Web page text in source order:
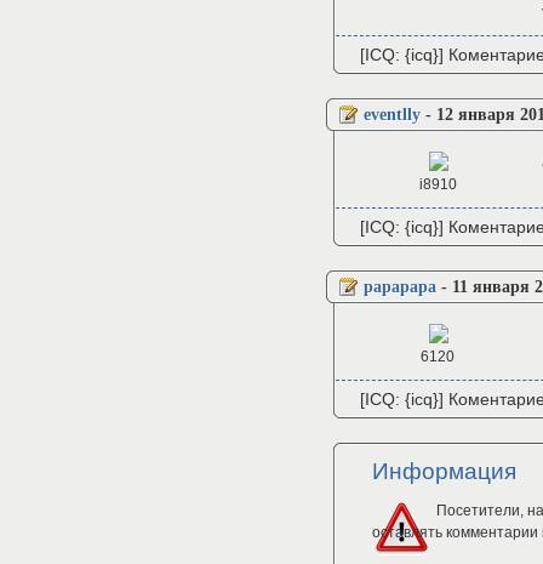
[ICQ: {icq}]
eventlly - 12 января
i8910
[ICQ: {icq}]
papapapa - 11 января
6120
[ICQ: {icq}]
Информация
Посетители,
оставлять комментарии